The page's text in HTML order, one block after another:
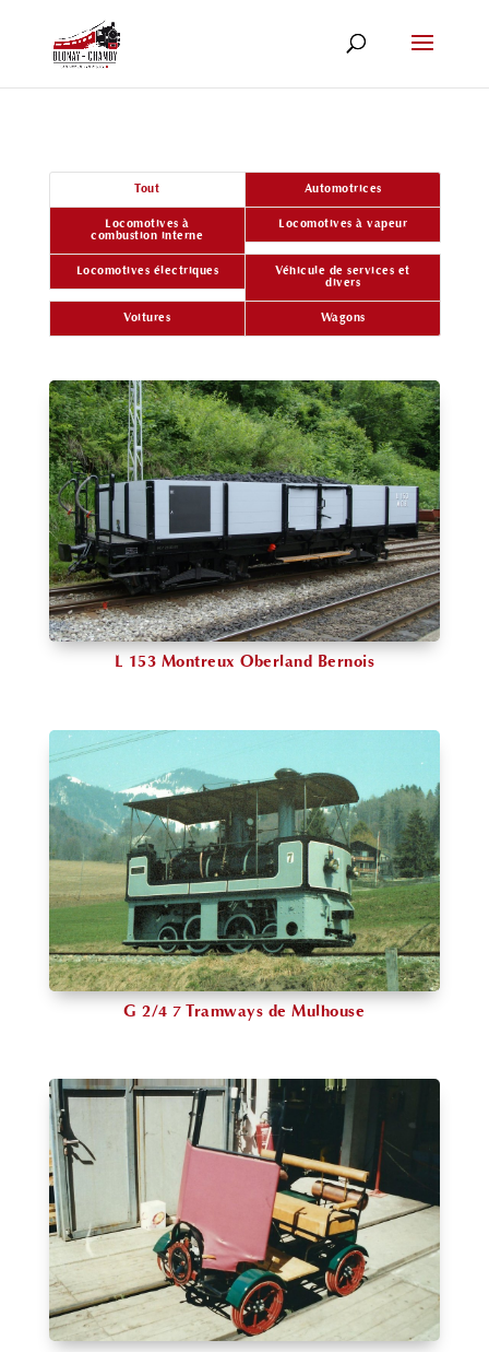
Tout Automotrices
Locomotives à
combustion interne
Locomotives à vapeur
Locomotives électriques
Véhicule de services et
divers
Voitures Wagons
L 153 Montreux Oberland Bernois
G 2/4 7 Tramways de Mulhouse